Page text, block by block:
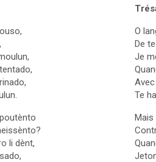
O
De
Je
Te
li dènt,
Mais